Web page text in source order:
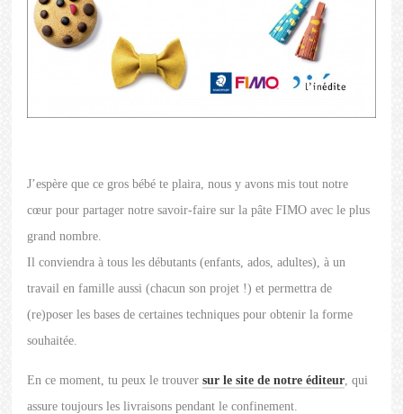
J’espère que ce gros bébé te plaira, nous y avons mis tout notre
cœur pour partager notre savoir-faire sur la pâte FIMO avec le plus
grand nombre.
Il conviendra à tous les débutants (enfants, ados, adultes), à un
travail en famille aussi (chacun son projet !) et permettra de
(re)poser les bases de certaines techniques pour obtenir la forme
souhaitée.
En ce moment, tu peux le trouversur le site de notre éditeur , qui
assure toujours les livraisons pendant le confinement.